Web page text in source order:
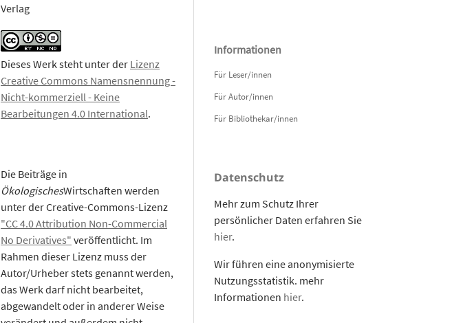
Verlag
Dieses Werk steht unter der Lizenz
Creative Commons Namensnennung -
Nicht-kommerziell - Keine
Bearbeitungen 4.0 International.
Die Beiträge in
ÖkologischesWirtschaften werden
unter der Creative-Commons-Lizenz
"CC 4.0 Attribution Non-Commercial
No Derivatives" veröffentlicht. Im
Rahmen dieser Lizenz muss der
Autor/Urheber stets genannt werden,
das Werk darf nicht bearbeitet,
abgewandelt oder in anderer Weise
Informationen
Für Leser/innen
Für Autor/innen
Für Bibliothekar/innen
Datenschutz
Mehr zum Schutz Ihrer
persönlicher Daten erfahren Sie
hier.
Wir führen eine anonymisierte
Nutzungsstatistik. mehr
Informationen hier.